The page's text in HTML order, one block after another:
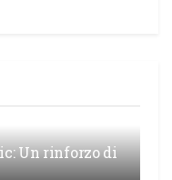
Un rinforzo di